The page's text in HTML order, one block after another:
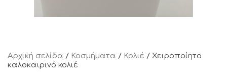
Αρχική σελίδα / Κοσμήματα / Κολιέ / Χειροποίητο
καλοκαιρινό κολιέ